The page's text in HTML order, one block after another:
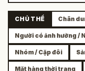
CHỦ THỂ Chân
Người có ảnh hưởng /
Nhóm / Cặp đôi
Mặt hàng thời trang